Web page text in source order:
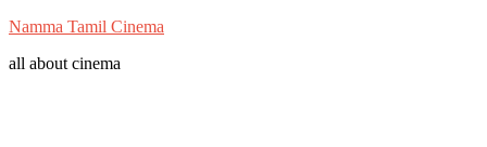
Namma Tamil Cinema
all about cinema